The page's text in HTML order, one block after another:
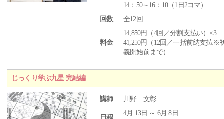
14：50～16：10（1日2コマ）
回数
全12回
料金
14,850円（4回／分割支払い）×3
41,250円（12回／一括前納支払※
義開始前まで）
じっくり学ぶ九星 完結編
講師 川野 文彰
4月 13日 ～ 6月 8日